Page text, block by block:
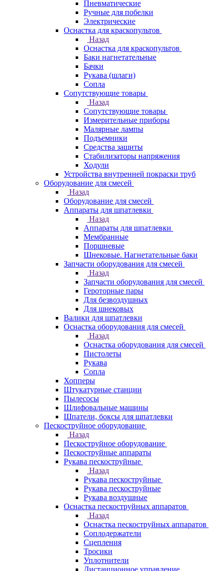
Пневматические
Ручные для побелки
Электрические
Оснастка для краскопультов
Назад
Оснастка для краскопультов
Баки нагнетательные
Бачки
Рукава (шлаги)
Сопла
Сопутствующие товары
Назад
Сопутствующие товары
Измерительные приборы
Малярные лампы
Подъемники
Средства защиты
Стабилизаторы напряжения
Ходули
Устройства внутренней покраски труб
Оборудование для смесей
Назад
Оборудование для смесей
Аппараты для шпатлевки
Назад
Аппараты для шпатлевки
Мембранные
Поршневые
Шнековые. Нагнетательные баки
Запчасти оборудования для смесей
Назад
Запчасти оборудования для смесей
Героторные пары
Для безвоздушных
Для шнековых
Валики для шпатлевки
Оснастка оборудования для смесей
Назад
Оснастка оборудования для смесей
Пистолеты
Рукава
Сопла
Хопперы
Штукатурные станции
Пылесосы
Шлифовальные машины
Шпатели, боксы для шпатлевки
Пескоструйное оборудование
Назад
Пескоструйное оборудование
Пескоструйные аппараты
Рукава пескоструйные
Назад
Рукава пескоструйные
Рукава пескоструйные
Рукава воздушные
Оснастка пескоструйных аппаратов
Назад
Оснастка пескоструйных аппаратов
Соплодержатели
Сцепления
Тросики
Уплотнители
Дистанционное управление